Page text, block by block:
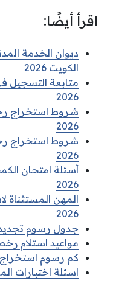
اقرأ أيضًا:
ديوان الخدمة
الكويت 2026
متابعة التسجيل
2026
شروط استخراج
2026
شروط استخراج
2026
أسئلة امتحان
2026
المهن المستثناة
2026
جدول رسوم تجديد
مواعيد استلام رخصة
كم رسوم استخراج
اسئلة اختبارات